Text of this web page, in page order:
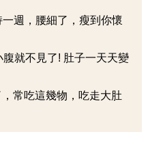
週，腰細了，瘦到你懷
就不見了! 肚子一天天變
常吃這幾物，吃走大肚